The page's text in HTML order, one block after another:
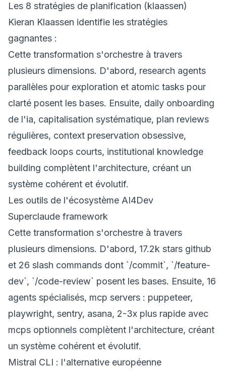
Les 8 stratégies de planification (klaassen)
Kieran Klaassen identifie les stratégies
gagnantes :
Cette transformation s'orchestre à travers
plusieurs dimensions. D'abord, research agents
parallèles pour exploration et atomic tasks pour
clarté posent les bases. Ensuite, daily onboarding
de l'ia, capitalisation systématique, plan reviews
régulières, context preservation obsessive,
feedback loops courts, institutional knowledge
building complètent l'architecture, créant un
système cohérent et évolutif.
Les outils de l'écosystème AI4Dev
Superclaude framework
Cette transformation s'orchestre à travers
plusieurs dimensions. D'abord, 17.2k stars github
et 26 slash commands dont `/commit`, `/feature-
dev`, `/code-review` posent les bases. Ensuite, 16
agents spécialisés, mcp servers : puppeteer,
playwright, sentry, asana, 2-3x plus rapide avec
mcps optionnels complètent l'architecture, créant
un système cohérent et évolutif.
Mistral CLI : l'alternative européenne